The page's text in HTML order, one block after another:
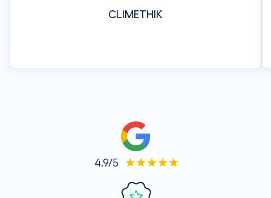
CLIMETHIK
4.9/5